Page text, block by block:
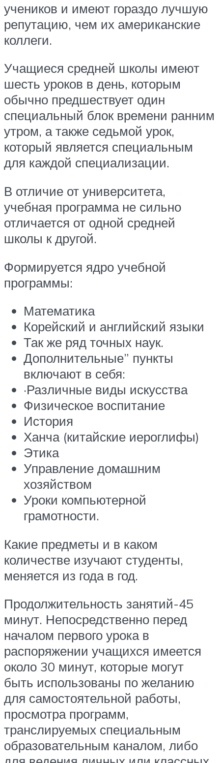
учеников и имеют гораздо лучшую
репутацию, чем их американские
коллеги.
Учащиеся средней школы имеют
шесть уроков в день, которым
обычно предшествует один
специальный блок времени ранним
утром, а также седьмой урок,
который является специальным
для каждой специализации.
В отличие от университета,
учебная программа не сильно
отличается от одной средней
школы к другой.
Формируется ядро учебной
программы:
Математика
Корейский и английский языки
Так же ряд точных наук.
Дополнительные” пункты
включают в себя:
·Различные виды искусства
Физическое воспитание
История
Ханча (китайские иероглифы)
Этика
Управление домашним
хозяйством
Уроки компьютерной
грамотности.
Какие предметы и в каком
количестве изучают студенты,
меняется из года в год.
Продолжительность занятий-45
минут. Непосредственно перед
началом первого урока в
распоряжении учащихся имеется
около 30 минут, которые могут
быть использованы по желанию
для самостоятельной работы,
просмотра программ,
транслируемых специальным
образовательным каналом, либо